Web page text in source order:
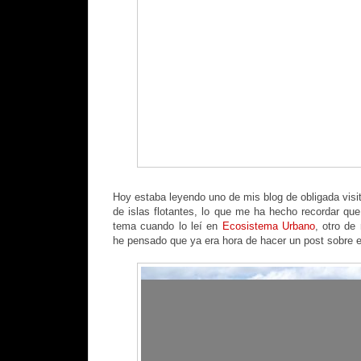
Hoy estaba leyendo uno de mis blog de obligada
de islas flotantes, lo que me ha hecho recordar
tema cuando lo leí en Ecosistema Urbano, otro de
he pensado que ya era hora de hacer un post sobre